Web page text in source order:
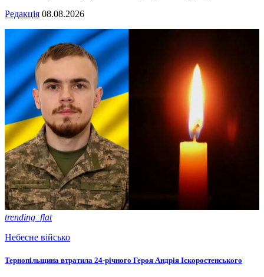
Редакція 08.08.2026
trending_flat
Небесне військо
Тернопільщина втратила 24-річного Героя Андрія Іскоростенського